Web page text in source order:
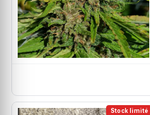
Stock limité